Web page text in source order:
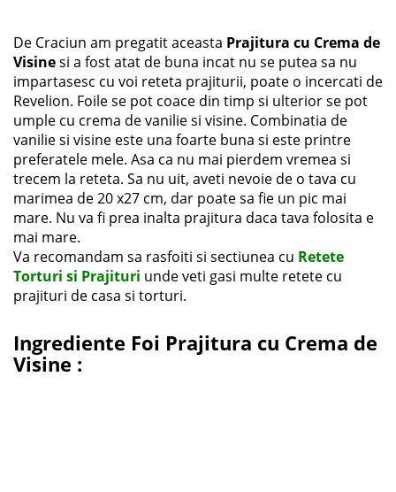
De Craciun am pregatit aceasta Prajitura cu Crema de
Visinesi a fost atat de buna incat nu se putea sa nu
impartasesc cu voi reteta prajiturii, poate o incercati de
Revelion. Foile se pot coace din timp si ulterior se pot
umple cu crema de vanilie si visine. Combinatia de
vanilie si visine este una foarte buna si este printre
preferatele mele. Asa ca nu mai pierdem vremea si
trecem la reteta. Sa nu uit, aveti nevoie de o tava cu
marimea de 20 x27 cm, dar poate sa fie un pic mai
mare. Nu va fi prea inalta prajitura daca tava folosita e
mai mare.
Va recomandam sa rasfoiti si sectiunea cu Retete
Torturi si Prajituri unde veti gasi multe retete cu
prajituri de casa si torturi.
Ingrediente Foi Prajitura cu Crema de
Visine :